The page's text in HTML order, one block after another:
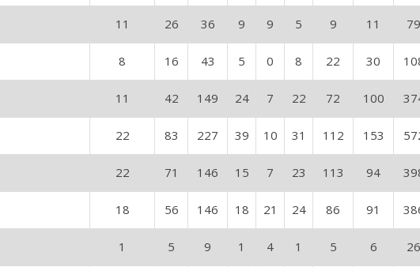
11 26 36 9 9 5 9 11 79
8 16 43 5 0 8 22 30
11 42 149 24 7 22 72 100
22 83 227 39 10 31 112 153
22 71 146 15 7 23 113 94
18 56 146 18 21 24 86 91
1 5 9 1 4 1 5 6 26